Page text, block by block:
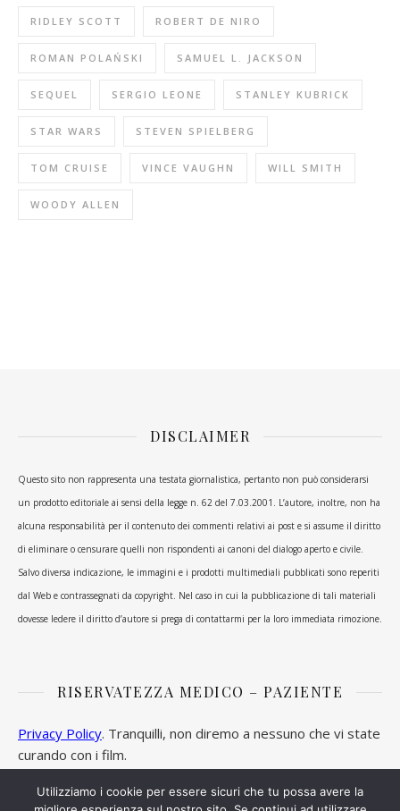
RIDLEY SCOTT ROBERT DE NIRO
ROMAN POLAŃSKI SAMUEL L. JACKSON
SEQUEL SERGIO LEONE STANLEY KUBRICK
STAR WARS STEVEN SPIELBERG
TOM CRUISE VINCE VAUGHN WILL SMITH
WOODY ALLEN
DISCLAIMER
Questo sito non rappresenta una testata giornalistica, pertanto non può considerarsi
un prodotto editoriale ai sensi della legge n. 62 del 7.03.2001. L’autore, inoltre, non ha
alcuna responsabilità per il contenuto dei commenti relativi ai post e si assume il diritto
di eliminare o censurare quelli non rispondenti ai canoni del dialogo aperto e civile.
Salvo diversa indicazione, le immagini e i prodotti multimediali pubblicati sono reperiti
dal Web e contrassegnati da copyright. Nel caso in cui la pubblicazione di tali materiali
dovesse ledere il diritto d’autore si prega di contattarmi per la loro immediata rimozione.
RISERVATEZZA MEDICO – PAZIENTE
Privacy Policy. Tranquilli, non diremo a nessuno che vi state
curando con i film.
Utilizziamo i cookie per essere sicuri che tu possa avere la